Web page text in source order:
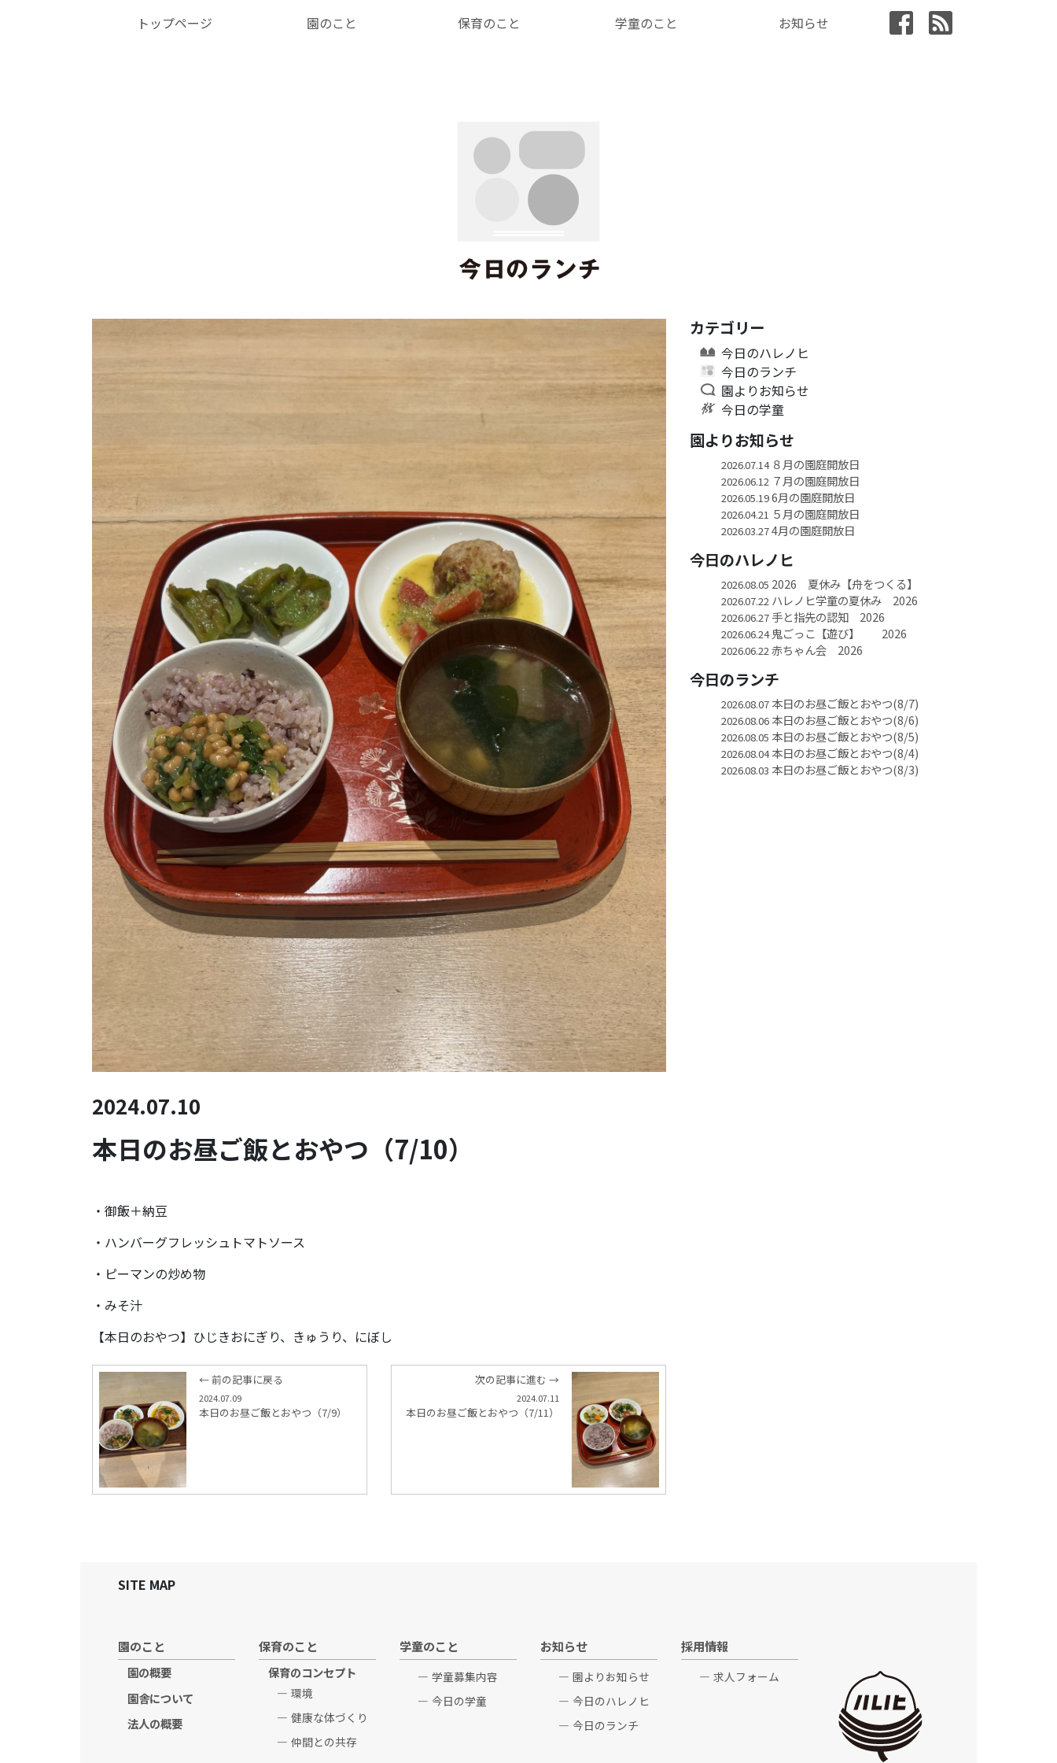
トップページ 園のこと 保育のこと 学童のこと お知らせ
2024.07.10
本日のお昼ご飯とおやつ（7/10）
・御飯＋納豆
・ハンバーグフレッシュトマトソース
・ピーマンの炒め物
・みそ汁
【本日のおやつ】ひじきおにぎり、きゅうり、にぼし
← 前の記事に戻る
2024.07.09
本日のお昼ご飯とおやつ（7/9）
次の記事に進む →
2024.07.11
本日のお昼ご飯とおやつ（7/11）
カテゴリー
今日のハレノヒ
今日のランチ
園よりお知らせ
今日の学童
園よりお知らせ
2026.07.14８月の園庭開放日
2026.06.12 ７月の園庭開放日
2026.05.196月の園庭開放日
2026.04.21 ５月の園庭開放日
2026.03.274月の園庭開放日
今日のハレノヒ
2026.08.05 2026 夏休み【舟をつくる】
2026.07.22 ハレノヒ学童の夏休み 2026
2026.06.27手と指先の認知 2026
2026.06.24鬼ごっこ【遊び】 2026
2026.06.22 赤ちゃん会 2026
今日のランチ
2026.08.07本日のお昼ご飯とおやつ(8/7)
2026.08.06本日のお昼ご飯とおやつ(8/6)
2026.08.05 本日のお昼ご飯とおやつ(8/5)
2026.08.04本日のお昼ご飯とおやつ(8/4)
2026.08.03 本日のお昼ご飯とおやつ(8/3)
SITE MAP
園のこと
園の概要
園舎について
法人の概要
保育のこと
保育のコンセプト
環境
健康な体づくり
仲間との共存
学童のこと
学童募集内容
今日の学童
お知らせ
園よりお知らせ
今日のハレノヒ
今日のランチ
採用情報
求人フォーム